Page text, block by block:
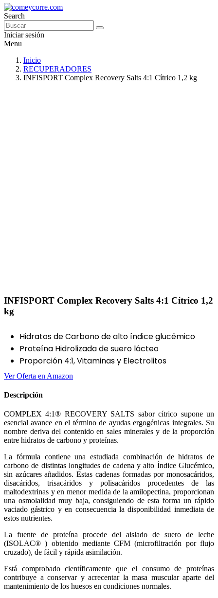
Search
Iniciar sesión
Menu
Inicio
RECUPERADORES
INFISPORT Complex Recovery Salts 4:1 Cítrico 1,2 kg
INFISPORT Complex Recovery Salts 4:1 Cítrico 1,2
kg
Hidratos de Carbono de alto índice glucémico
Proteína Hidrolizada de suero lácteo
Proporción 4:1, Vitaminas y Electrolitos
Ver Oferta en Amazon
Descripción
COMPLEX 4:1® RECOVERY SALTS sabor cítrico supone un
esencial avance en el término de ayudas ergogénicas integrales. Su
nombre deriva del contenido en sales minerales y de la proporción
entre hidratos de carbono y proteínas.
La fórmula contiene una estudiada combinación de hidratos de
carbono de distintas longitudes de cadena y alto Índice Glucémico,
sin azúcares añadidos. Estas cadenas formadas por monosacáridos,
disacáridos, trisacáridos y polisacáridos procedentes de las
maltodextrinas y en menor medida de la amilopectina, proporcionan
una osmolalidad muy baja, consiguiendo de esta forma un rápido
vaciado gástrico y en consecuencia la disponibilidad inmediata de
estos nutrientes.
La fuente de proteína procede del aislado de suero de leche
(ISOLAC® ) obtenido mediante CFM (microfiltración por flujo
cruzado), de fácil y rápida asimilación.
Está comprobado científicamente que el consumo de proteínas
contribuye a conservar y acrecentar la masa muscular aparte del
mantenimiento de los huesos en condiciones normales.